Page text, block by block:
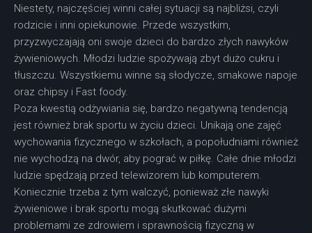
Niestety, najczęściej winni całej sytuacji są najbliżsi, czyli
rodzicie i inni opiekunowie. Przede wszystkim,
przyzwyczajają oni swoje dzieci do bardzo złych nawyków
żywieniowych. Młodzi ludzie spożywają zbyt dużo cukru i
tłuszczu. Wszystkiemu winne są słodycze, smakowe napoje
oraz chipsy i Fast foody.
Poza kwestią odżywiania się, bardzo negatywną tendencją
jest również brak sportu w życiu dzieci. Unikają one zajęć
wychowania fizycznego w szkołach, a popołudniami również
nie wychodzą na dwór, aby pograć w piłkę. Całe dnie młodzi
ludzie spędzają przed telewizorem lub komputerem.
Koniecznie trzeba z tym walczyć, ponieważ złe nawyki
żywieniowe i brak sportu mogą skutkować dużymi
problemami ze zdrowiem i sprawnością fizyczną w